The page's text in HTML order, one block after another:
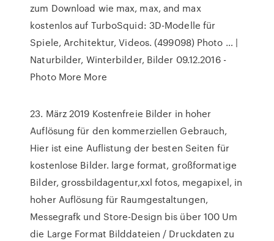
zum Download wie max, max, and max
kostenlos auf TurboSquid: 3D-Modelle für
Spiele, Architektur, Videos. (499098) Photo … |
Naturbilder, Winterbilder, Bilder 09.12.2016 -
Photo More More
23. März 2019 Kostenfreie Bilder in hoher
Auflösung für den kommerziellen Gebrauch,
Hier ist eine Auflistung der besten Seiten für
kostenlose Bilder. large format, großformatige
Bilder, grossbildagentur,xxl fotos, megapixel, in
hoher Auflösung für Raumgestaltungen,
Messegrafk und Store-Design bis über 100 Um
die Large Format Bilddateien / Druckdaten zu